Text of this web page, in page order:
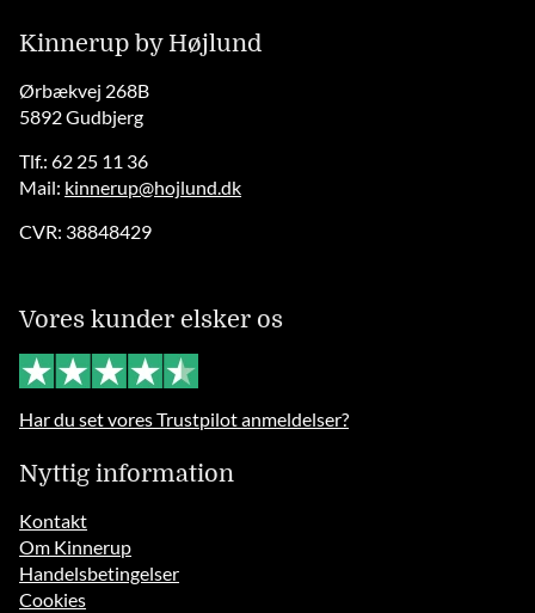
Kinnerup by Højlund
Ørbækvej 268B
5892 Gudbjerg
Tlf.: 62 25 11 36
Mail: kinnerup@hojlund.dk
CVR: 38848429
Vores kunder elsker os
Har du set vores Trustpilot anmeldelser?
Nyttig information
Kontakt
Om Kinnerup
Handelsbetingelser
Cookies